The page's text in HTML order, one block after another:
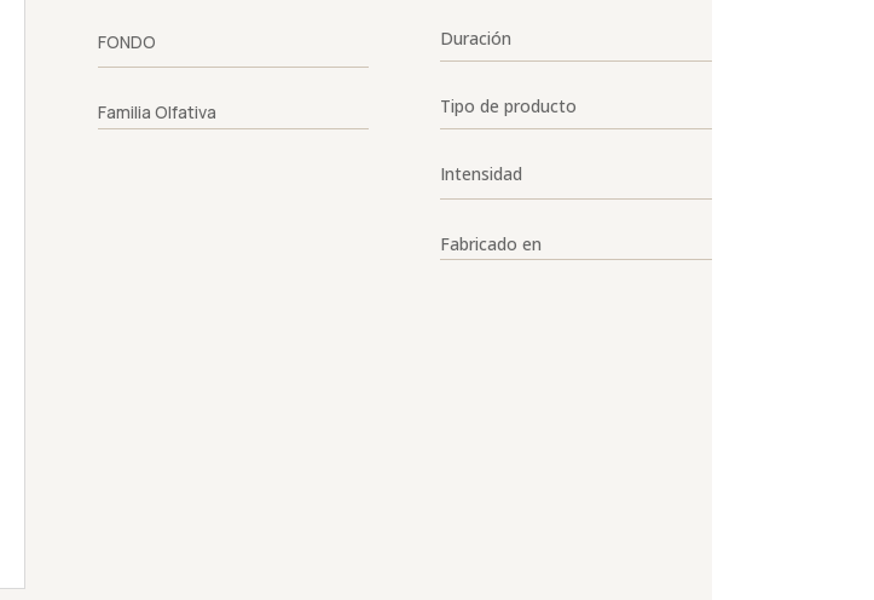
FONDO
Familia Olfativa
Duración
Tipo de producto
Intensidad
Fabricado en